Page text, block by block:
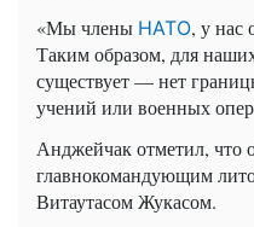
«Мы члены НАТО, у нас
Таким образом, для
существует — нет
учений или военных
Анджейчак отметил, что
главнокомандующим
Витаутасом Жукасом.